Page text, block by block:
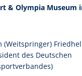
& Olympia Museum
(Weitspringer)
des Deutschen